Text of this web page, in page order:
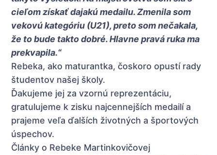
cieľom získať dajakú medailu. Zmenila som
vekovú kategóriu (U21), preto som nečakala,
že to bude takto dobré. Hlavne pravá ruka ma
prekvapila.“
Rebeka, ako maturantka, čoskoro opustí rady
študentov našej školy.
Ďakujeme jej za vzornú reprezentáciu,
gratulujeme k zisku najcennejších medailí a
prajeme veľa ďalších životných a športových
úspechov.
Články o Rebeke Martinkovičovej